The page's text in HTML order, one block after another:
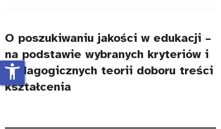
O poszukiwaniu jakości w edukacji –
na podstawie wybranych kryteriów i
pedagogicznych teorii doboru treści
kształcenia
accessibility_new